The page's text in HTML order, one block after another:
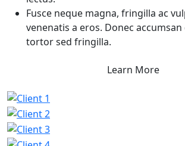
Fusce neque magna, fringilla ac
venenatis a eros. Donec
tortor sed fringilla.
Learn More